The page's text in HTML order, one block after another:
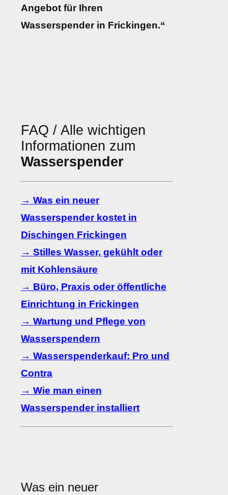
Angebot für Ihren
Wasserspender in Frickingen.“
FAQ / Alle wichtigen
Informationen zum
Wasserspender
→ Was ein neuer
Wasserspender kostet in
Dischingen Frickingen
→ Stilles Wasser, gekühlt oder
mit Kohlensäure
→ Büro, Praxis oder öffentliche
Einrichtung in Frickingen
→ Wartung und Pflege von
Wasserspendern
→ Wasserspenderkauf: Pro und
Contra
→ Wie man einen
Wasserspender installiert
Was ein neuer